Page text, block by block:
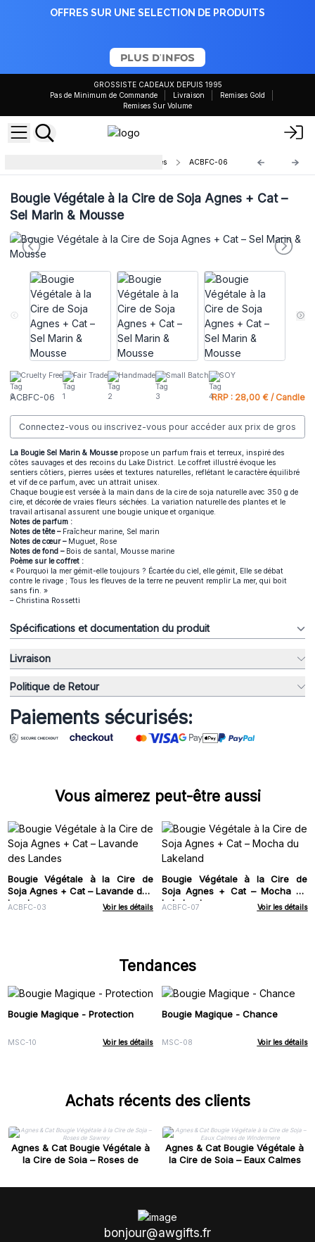
OFFRES SUR UNE SELECTION DE PRODUITS
PLUS D'INFOS
GROSSISTE CADEAUX DEPUIS 1995
Pas de Minimum de Commande
Livraison
Remises Gold
Remises Sur Volume
Agnes & Cat Botanical Soy Candles ACBFC-06
Bougie Végétale à la Cire de Soja Agnes + Cat –
Sel Marin & Mousse
Cruelty Free Fair Trade Handmade Small Batch SOY
ACBFC-06 RRP : 28,00 € / Candle
Connectez-vous ou inscrivez-vous pour accéder aux prix de gros
La Bougie Sel Marin & Mousse propose un parfum frais et terreux, inspiré des
côtes sauvages et des recoins du Lake District. Le coffret illustré évoque les
sentiers côtiers, pierres usées et textures naturelles, reflétant le caractère équilibré
et vif de ce parfum, avec un attrait unisex.
Chaque bougie est versée à la main dans de la cire de soja naturelle avec 350 g de
cire, et décorée de vraies fleurs séchées. La variation naturelle des plantes et le
travail artisanal assurent une bougie unique et organique.
Notes de parfum :
Notes de tête –Fraîcheur marine, Sel marin
Notes de cœur –Muguet, Rose
Notes de fond –Bois de santal, Mousse marine
Poème sur le coffret :
« Pourquoi la mer gémit-elle toujours ? Écartée du ciel, elle gémit, Elle se débat
contre le rivage ; Tous les fleuves de la terre ne peuvent remplir La mer, qui boit
sans fin. »
– Christina Rossetti
Spécifications et documentation du produit
Livraison
Politique de Retour
Paiements sécurisés:
Vous aimerez peut-être aussi
Bougie Végétale à la Cire de
Soja Agnes + Cat – Lavande des
Landes
ACBFC-03 Voir les détails
Bougie Végétale à la Cire de
Soja Agnes + Cat – Mocha du
Lakeland
ACBFC-07 Voir les détails
Tendances
Bougie Magique - Protection
MSC-10 Voir les détails
Bougie Magique - Chance
MSC-08 Voir les détails
Achats récents des clients
Agnes & Cat Bougie Végétale à
la Cire de Soja – Roses de
Agnes & Cat Bougie Végétale à
la Cire de Soja – Eaux Calmes
bonjour@awgifts.fr